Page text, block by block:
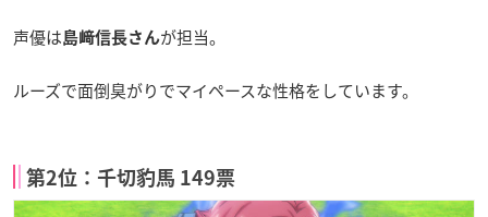
声優は島﨑信長さんが担当。
ルーズで面倒臭がりでマイペースな性格をしています。
第2位：千切豹馬 149票